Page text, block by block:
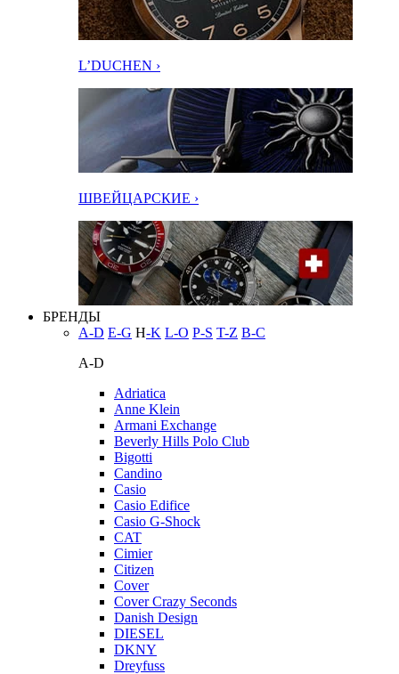
L’DUCHEN ›
ШВЕЙЦАРСКИЕ ›
БРЕНДЫ
A-D E-G H-K L-O P-S T-Z В-С
A-D
Adriatica
Anne Klein
Armani Exchange
Beverly Hills Polo Club
Bigotti
Candino
Casio
Casio Edifice
Casio G-Shock
CAT
Cimier
Citizen
Cover
Cover Crazy Seconds
Danish Design
DIESEL
DKNY
Dreyfuss